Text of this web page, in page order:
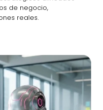
de negocio,
reales.